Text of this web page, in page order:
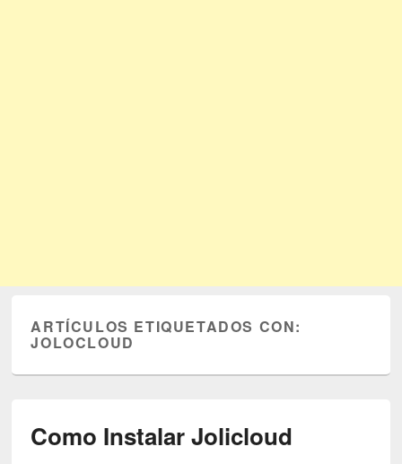
ARTÍCULOS ETIQUETADOS CON:
JOLOCLOUD
Como Instalar Jolicloud